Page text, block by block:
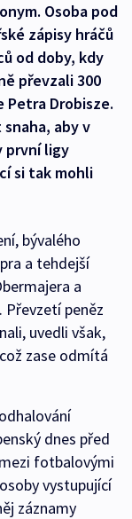
Osoba pod
zápisy hráčů
od doby, kdy
převzali 300
Petra Drobisze.
aby v
první ligy
si tak mohli
bývalého
a tehdejší
a
Převzetí peněz
uvedli však,
zase odmítá
dnes před
fotbalovými
vystupující
záznamy